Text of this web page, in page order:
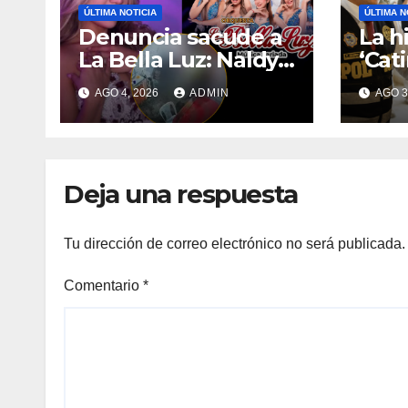
ÚLTIMA NOTICIA
Denuncia sacude a
La Bella Luz: Naldy
Saldaña acusa a
director musical de
tocamientos
AGO 4, 2026 ADMIN
ÚLTIMA
La
deAGO
Deja una respuesta
Tu dirección de correo electrónico no será publicada.
Comentario *